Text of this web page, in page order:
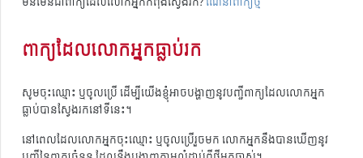
ពាក្យដែលលោកអ្នកធ្លាប់រក
សូមចុះឈ្មោះ ឬចូលប្រើ ដើម្បីយើងខ្ញុំអាចបង្ហាញនូវបញ្ជីពាក្យដែលលោកអ្នក
ធ្លាប់បានស្វែងរកនៅទីនេះ។
នៅពេលដែលលោកអ្នកចុះឈ្មោះ ឬចូលប្រើរួចមក លោកអ្នកនឹងបានឃើញនូវ